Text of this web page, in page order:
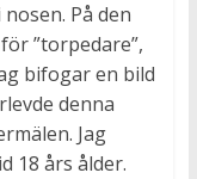
På den
”torpedare”,
bifogar en bild
denna
Jag
18 års ålder.